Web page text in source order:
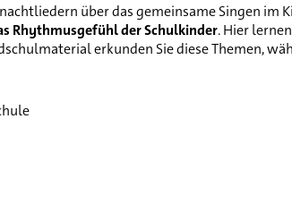
über das gemeinsame Singen
Rhythmusgefühl der Schulkinder. Hier
erkunden Sie diese Themen,